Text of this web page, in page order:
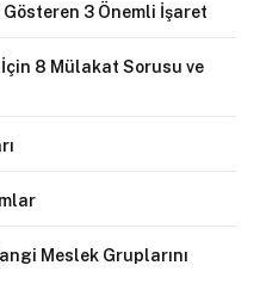
Gösteren 3 Önemli İşaret
8 Mülakat Sorusu ve
Meslek Gruplarını